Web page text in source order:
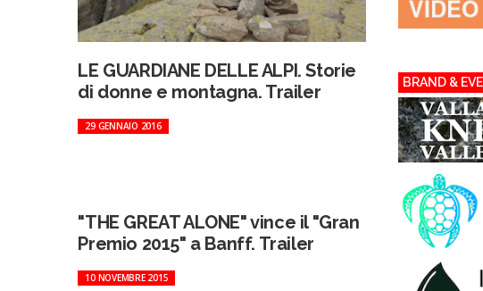
LE GUARDIANE DELLE ALPI. Storie
di donne e montagna. Trailer
29 GENNAIO 2016
"THE GREAT ALONE" vince il "Gran
Premio 2015" a Banff. Trailer
10 NOVEMBRE 2015
BRAND &